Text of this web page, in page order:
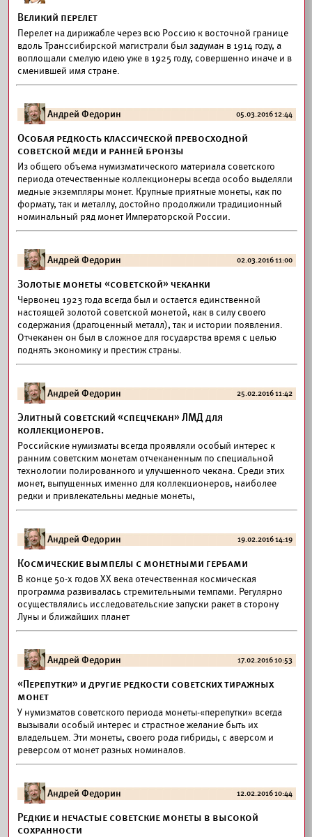
Великий перелет
Перелет на дирижабле через всю Россию к восточной границе
вдоль Транссибирской магистрали был задуман в 1914 году, а
воплощали смелую идею уже в 1925 году, совершенно иначе и в
сменившей имя стране.
Андрей Федорин 05.03.2016 12:44
Особая редкость классической превосходной
советской меди и ранней бронзы
Из общего объема нумизматического материала советского
периода отечественные коллекционеры всегда особо выделяли
медные экземпляры монет. Крупные приятные монеты, как по
формату, так и металлу, достойно продолжили традиционный
номинальный ряд монет Императорской России.
Андрей Федорин 02.03.2016 11:00
Золотые монеты «советской» чеканки
Червонец 1923 года всегда был и остается единственной
настоящей золотой советской монетой, как в силу своего
содержания (драгоценный металл), так и истории появления.
Отчеканен он был в сложное для государства время с целью
поднять экономику и престиж страны.
Андрей Федорин 25.02.2016 11:42
Элитный советский «спецчекан» ЛМД для
коллекционеров.
Российские нумизматы всегда проявляли особый интерес к
ранним советским монетам отчеканенным по специальной
технологии полированного и улучшенного чекана. Среди этих
монет, выпущенных именно для коллекционеров, наиболее
редки и привлекательны медные монеты,
Андрей Федорин 19.02.2016 14:19
Космические вымпелы с монетными гербами
В конце 50-х годов ХХ века отечественная космическая
программа развивалась стремительными темпами. Регулярно
осуществлялись исследовательские запуски ракет в сторону
Луны и ближайших планет
Андрей Федорин 17.02.2016 10:53
«Перепутки» и другие редкости советских тиражных
монет
У нумизматов советского периода монеты-«перепутки» всегда
вызывали особый интерес и страстное желание быть их
владельцем. Эти монеты, своего рода гибриды, с аверсом и
реверсом от монет разных номиналов.
Андрей Федорин 12.02.2016 10:44
Редкие и нечастые советские монеты в высокой
сохранности